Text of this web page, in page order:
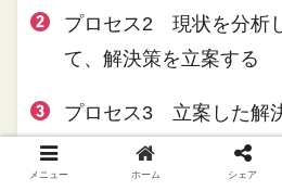
プロセス2 現状を分析
て、解決策を立案する
プロセス3 立案した解
プロセス4 実行した結
メニュー ホーム シェア